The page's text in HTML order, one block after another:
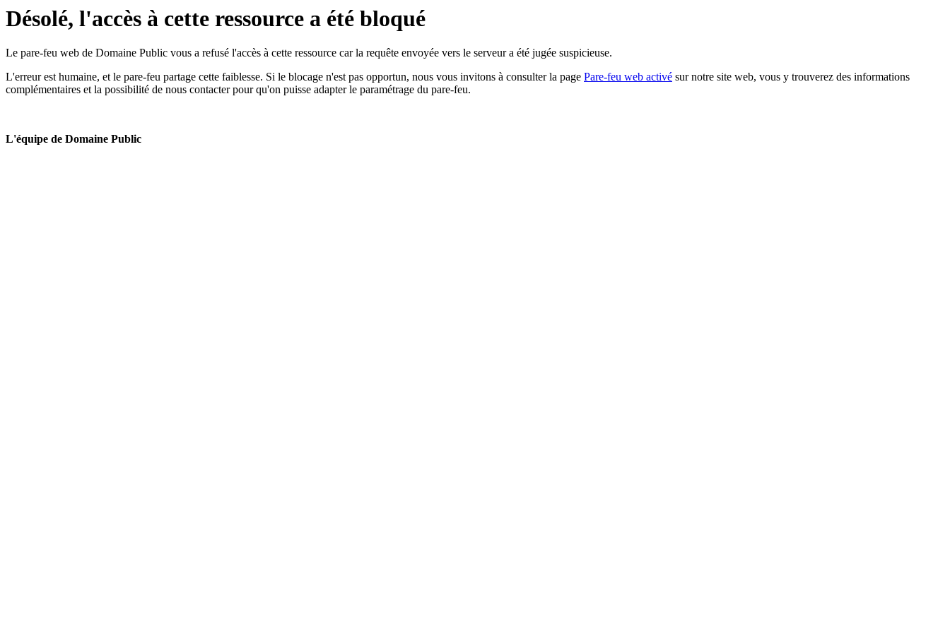
Désolé, l'accès à cette ressource a été bloqué
Le pare-feu web de Domaine Public vous a refusé l'accès à cette ressource car la requête envoyée vers le serveur a été jugée suspicieuse.
L'erreur est humaine, et le pare-feu partage cette faiblesse. Si le blocage n'est pas opportun, nous vous invitons à consulter la page Pare-feu web activé sur notre site web, vous y trouverez des informations
complémentaires et la possibilité de nous contacter pour qu'on puisse adapter le paramétrage du pare-feu.
L'équipe de Domaine Public